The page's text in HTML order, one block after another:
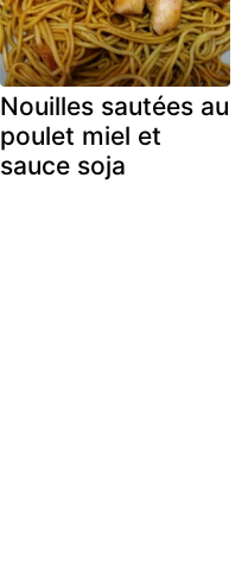
Nouilles sautées au
poulet miel et
sauce soja